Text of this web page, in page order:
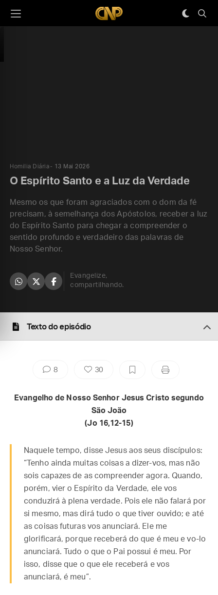
Homilia Diária 13 Mai 2026
O Espírito Santo e a Luz da Verdade
Mesmo os que foram agraciados com o dom da fé
precisam, à semelhança dos Apóstolos, receber a luz
do Espírito Santo para chegar a compreender o
sentido profundo e verdadeiro das palavras de
Nosso Senhor.
Evangelize,
compartilhando.
Texto do episódio
8 30
Evangelho de Nosso Senhor Jesus Cristo segundo
São João
(Jo 16,12-15)
Naquele tempo, disse Jesus aos seus discípulos:
“Tenho ainda muitas coisas a dizer-vos, mas não
sois capazes de as compreender agora. Quando,
porém, vier o Espírito da Verdade, ele vos
conduzirá à plena verdade. Pois ele não falará por
si mesmo, mas dirá tudo o que tiver ouvido; e até
as coisas futuras vos anunciará. Ele me
glorificará, porque receberá do que é meu e vo-lo
anunciará. Tudo o que o Pai possui é meu. Por
isso, disse que o que ele receberá e vos
anunciará, é meu”.